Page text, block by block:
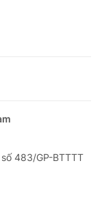
483/GP-BTTTT